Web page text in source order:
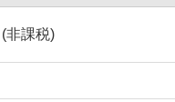
非課税)